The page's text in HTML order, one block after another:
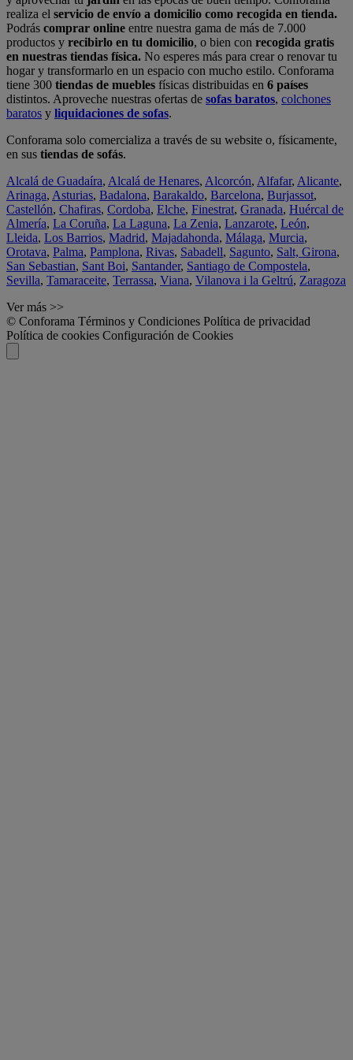
realiza el servicio de envío a domicilio como recogida en tienda.
Podrás comprar online entre nuestra gama de más de 7.000
productos y recibirlo en tu domicilio, o bien con recogida gratis
en nuestras tiendas física. No esperes más para crear o renovar tu
hogar y transformarlo en un espacio con mucho estilo. Conforama
tiene 300 tiendas de muebles físicas distribuidas en 6 países
distintos. Aproveche nuestras ofertas de sofas baratos, colchones
baratos y liquidaciones de sofas.
Conforama solo comercializa a través de su website o, físicamente,
en sus tiendas de sofás.
Alcalá de Guadaíra, Alcalá de Henares, Alcorcón, Alfafar, Alicante,
Arinaga, Asturias, Badalona, Barakaldo, Barcelona, Burjassot,
Castellón, Chafiras, Cordoba, Elche, Finestrat, Granada, Huércal de
Almería, La Coruña, La Laguna, La Zenia, Lanzarote, León,
Lleida, Los Barrios, Madrid, Majadahonda, Málaga, Murcia,
Orotava, Palma, Pamplona, Rivas, Sabadell, Sagunto, Salt, Girona,
San Sebastian, Sant Boi, Santander, Santiago de Compostela,
Sevilla, Tamaraceite, Terrassa, Viana, Vilanova i la Geltrú, Zaragoza
Ver más >>
© Conforama Términos y Condiciones Política de privacidad
Política de cookies Configuración de Cookies